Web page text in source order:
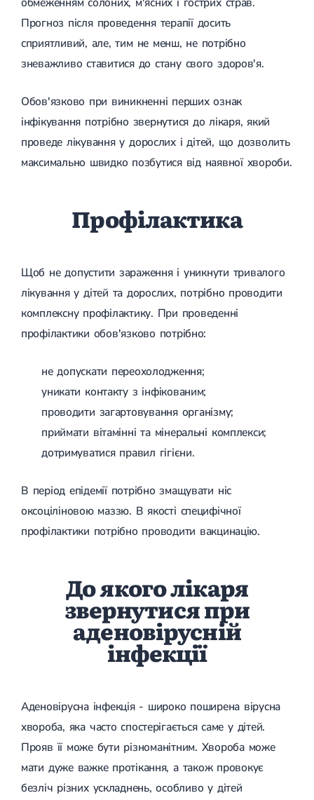
Прогноз після проведення терапії досить
сприятливий, але, тим не менш, не потрібно
зневажливо ставитися до стану свого здоров'я.
Обов'язково при виникненні перших ознак
інфікування потрібно звернутися до лікаря, який
проведе лікування у дорослих і дітей, що дозволить
максимально швидко позбутися від наявної хвороби.
Профілактика
Щоб не допустити зараження і уникнути тривалого
лікування у дітей та дорослих, потрібно проводити
комплексну профілактику. При проведенні
профілактики обов'язково потрібно:
не допускати переохолодження;
уникати контакту з інфікованим;
проводити загартовування організму;
приймати вітамінні та мінеральні комплекси;
дотримуватися правил гігієни.
В період епідемії потрібно змащувати ніс
оксоціліновою маззю. В якості специфічної
профілактики потрібно проводити вакцинацію.
До якого лікаря
звернутися при
аденовірусній
інфекції
Аденовірусна інфекція - широко поширена вірусна
хвороба, яка часто спостерігається саме у дітей.
Прояв її може бути різноманітним. Хвороба може
мати дуже важке протікання, а також провокує
безліч різних ускладнень, особливо у дітей